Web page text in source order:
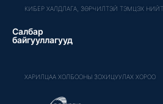
КИБЕР ХАЛДЛАГА, ЗӨРЧИЛТЭЙ ТЭМЦЭХ
Салбар
байгууллагууд
ХАРИЛЦАА ХОЛБООНЫ ЗОХИЦУУЛАХ ХОРОО